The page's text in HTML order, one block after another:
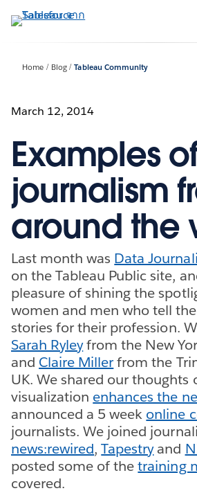
ไป
Home Blog Tableau Community
March 12, 2014
Examples
journalism
around the
Last month was Data
on the Tableau Public site,
pleasure of shining the
women and men who tell
stories for their profession.
Sarah Ryleyfrom the New
and Claire Millerfrom the
UK. We shared our thoughts
visualization enhances the
announced a 5 week online
journalists. We joined
news:rewired,Tapestryand
posted some of thetraining
covered.